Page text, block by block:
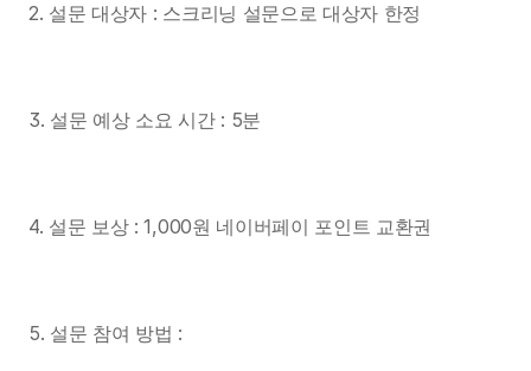
2. 설문 대상자 : 스크리닝 설문으로 대상자 한정
3. 설문 예상 소요 시간 : 5분
4. 설문 보상 : 1,000원 네이버페이 포인트 교환권
5. 설문 참여 방법 :